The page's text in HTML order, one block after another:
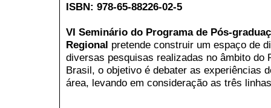
ISBN: 978-65-88226-02-5
VI Seminário do Programa de Pós-
Regional pretende construir um espaço de
diversas pesquisas realizadas no âmbito do
Brasil, o objetivo é debater as experiências
área, levando em consideração as três